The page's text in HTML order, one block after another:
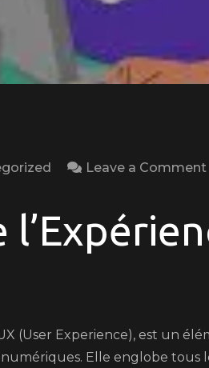
Leave a Comment
(User Experience), est un
Elle englobe tous